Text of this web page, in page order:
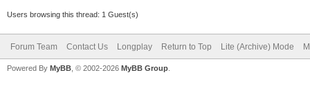
Users browsing this thread: 1 Guest(s)
Forum Team Contact Us Longplay Return to Top Lite (Archive) Mode
Powered By MyBB , © 2002-2026 MyBB Group